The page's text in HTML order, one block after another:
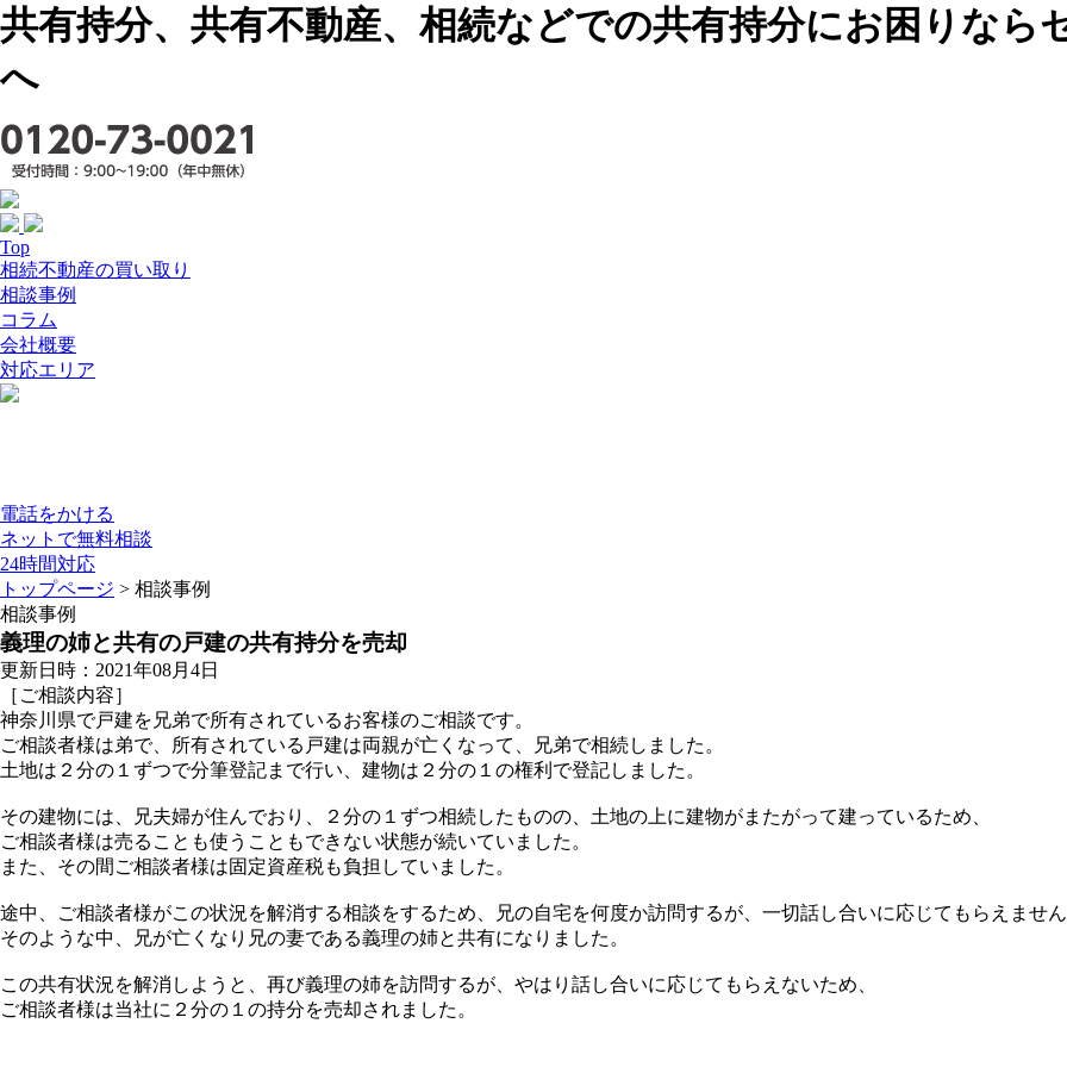
共有持分、共有不動産、相続などでの共有持分にお困りなら
へ
Top
相続不動産の買い取り
相談事例
コラム
会社概要
対応エリア
電話をかける
ネットで無料相談
24時間対応
トップページ > 相談事例
相談事例
義理の姉と共有の戸建の共有持分を売却
更新日時：2021年08月4日
［ご相談内容］
神奈川県で戸建を兄弟で所有されているお客様のご相談です。
ご相談者様は弟で、所有されている戸建は両親が亡くなって、兄弟で相続しました。
土地は２分の１ずつで分筆登記まで行い、建物は２分の１の権利で登記しました。
その建物には、兄夫婦が住んでおり、２分の１ずつ相続したものの、土地の上に建物がまたがって建っているため、
ご相談者様は売ることも使うこともできない状態が続いていました。
また、その間ご相談者様は固定資産税も負担していました。
途中、ご相談者様がこの状況を解消する相談をするため、兄の自宅を何度か訪問するが、一切話し合いに応じてもらえませ
そのような中、兄が亡くなり兄の妻である義理の姉と共有になりました。
この共有状況を解消しようと、再び義理の姉を訪問するが、やはり話し合いに応じてもらえないため、
ご相談者様は当社に２分の１の持分を売却されました。